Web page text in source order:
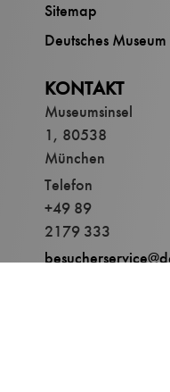
Sitemap
Deutsches Museum
KONTAKT
Museumsinsel
1, 80538
München
Telefon
+49 89
2179 333